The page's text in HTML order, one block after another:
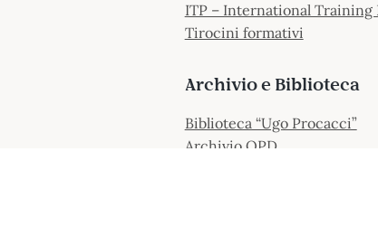
ITP – International Training
Tirocini formativi
Archivio e Biblioteca
Biblioteca “Ugo Procacci”
Archivio OPD